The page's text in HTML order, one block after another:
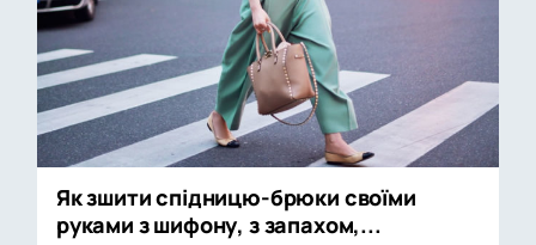
Як зшити спідницю-брюки своїми
руками з шифону, з запахом,...